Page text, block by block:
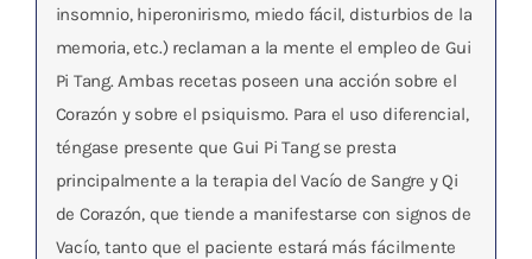
insomnio, hiperonirismo, miedo fácil, disturbios de la
memoria, etc.) reclaman a la mente el empleo de Gui
Pi Tang. Ambas recetas poseen una acción sobre el
Corazón y sobre el psiquismo. Para el uso diferencial,
téngase presente que Gui Pi Tang se presta
principalmente a la terapia del Vacío de Sangre y Qi
de Corazón, que tiende a manifestarse con signos de
Vacío, tanto que el paciente estará más fácilmente